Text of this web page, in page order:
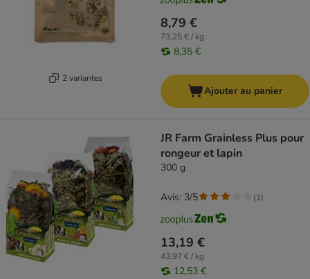
2 variantes
8,79 €
73,25 € / kg
8,35 €
Ajouter au panier
JR Farm Grainless Plus pour
rongeur et lapin
300 g
13,19 €
43,97 € / kg
12,53 €
Avis: 3/5 (1)